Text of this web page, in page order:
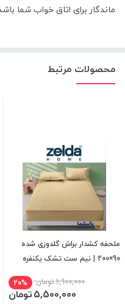
ماندگار برای اتاق خواب شما
محصولات مرتبط
ملحفه کشدار براش گلدوزی شده
90×200 | نیم ست تشک یکنفره
6,900,000تومان 20%
5,500,000تومان